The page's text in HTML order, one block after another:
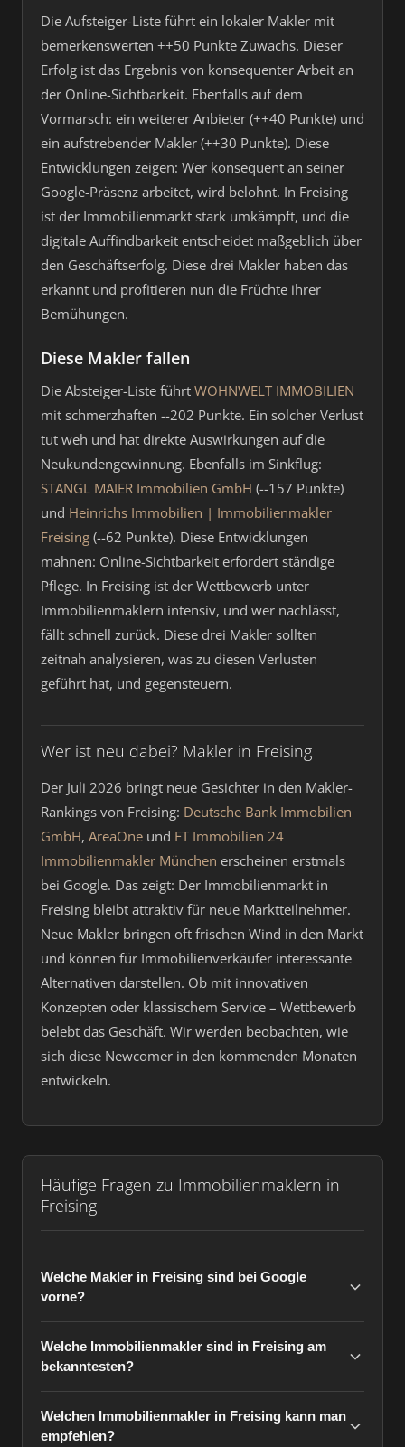
Die Aufsteiger-Liste führt ein lokaler Makler mit
bemerkenswerten ++50 Punkte Zuwachs. Dieser
Erfolg ist das Ergebnis von konsequenter Arbeit an
der Online-Sichtbarkeit. Ebenfalls auf dem
Vormarsch: ein weiterer Anbieter (++40 Punkte) und
ein aufstrebender Makler (++30 Punkte). Diese
Entwicklungen zeigen: Wer konsequent an seiner
Google-Präsenz arbeitet, wird belohnt. In Freising
ist der Immobilienmarkt stark umkämpft, und die
digitale Auffindbarkeit entscheidet maßgeblich über
den Geschäftserfolg. Diese drei Makler haben das
erkannt und profitieren nun die Früchte ihrer
Bemühungen.
Diese Makler fallen
Die Absteiger-Liste führt WOHNWELT IMMOBILIEN
mit schmerzhaften --202 Punkte. Ein solcher Verlust
tut weh und hat direkte Auswirkungen auf die
Neukundengewinnung. Ebenfalls im Sinkflug:
STANGL MAIER Immobilien GmbH (--157 Punkte)
und Heinrichs Immobilien | Immobilienmakler
Freising (--62 Punkte). Diese Entwicklungen
mahnen: Online-Sichtbarkeit erfordert ständige
Pflege. In Freising ist der Wettbewerb unter
Immobilienmaklern intensiv, und wer nachlässt,
fällt schnell zurück. Diese drei Makler sollten
zeitnah analysieren, was zu diesen Verlusten
geführt hat, und gegensteuern.
Wer ist neu dabei? Makler in Freising
Der Juli 2026 bringt neue Gesichter in den Makler-
Rankings von Freising: Deutsche Bank Immobilien
GmbH, AreaOne und FT Immobilien 24
Immobilienmakler München erscheinen erstmals
bei Google. Das zeigt: Der Immobilienmarkt in
Freising bleibt attraktiv für neue Marktteilnehmer.
Neue Makler bringen oft frischen Wind in den Markt
und können für Immobilienverkäufer interessante
Alternativen darstellen. Ob mit innovativen
Konzepten oder klassischem Service – Wettbewerb
belebt das Geschäft. Wir werden beobachten, wie
sich diese Newcomer in den kommenden Monaten
entwickeln.
Häufige Fragen zu Immobilienmaklern in
Freising
Welche Makler in Freising sind bei Google
vorne?
Welche Immobilienmakler sind in Freising am
bekanntesten?
Welchen Immobilienmakler in Freising kann man
empfehlen?